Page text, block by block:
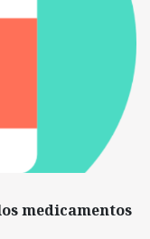
medicamentos